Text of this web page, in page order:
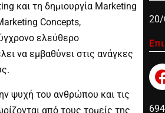
και τη δημιουργία Marketing
Concepts,
ελεύθερο
να εμβαθύνει στις ανάγκες
ψυχή του ανθρώπου και τις
από τους τομείς της
20/